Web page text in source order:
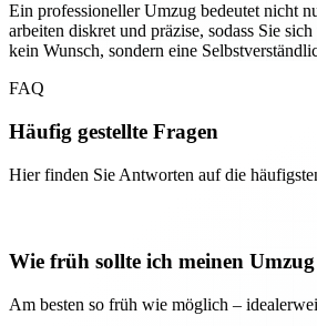
Ein professioneller Umzug bedeutet nicht
arbeiten diskret und präzise, sodass Sie
kein Wunsch, sondern eine
FAQ
Häufig gestellte Fragen
Hier finden Sie Antworten auf die
Wie früh sollte ich meinen
Am besten so früh wie möglich –